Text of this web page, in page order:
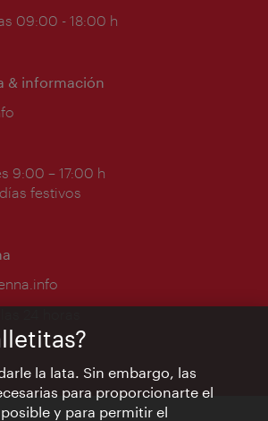
09:00 - 18:00 h
& información
9:00 – 17:00 h
festivos
la lata. Sin embargo, las
para proporcionarte el
y para permitir el